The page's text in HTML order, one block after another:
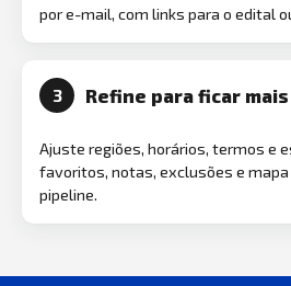
por e-mail, com links para o edital
3 Refine para ficar
Ajuste regiões, horários, termos e
favoritos, notas, exclusões e mapa
pipeline.